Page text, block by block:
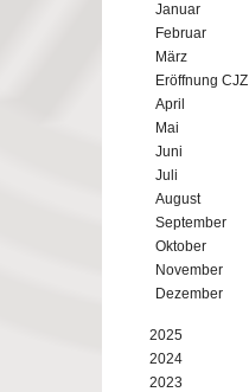
Januar
Februar
März
Eröffnung CJZ
April
Mai
Juni
Juli
August
September
Oktober
November
Dezember
2025
2024
2023